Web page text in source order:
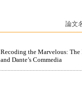
論文
Recoding the Marvelous:
and Dante’s Commedia